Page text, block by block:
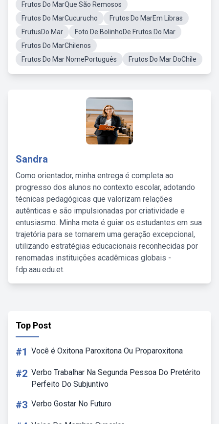
Frutos Do MarQue São Remosos
Frutos Do MarCucurucho
Frutos Do MarEm Libras
FrutusDo Mar
Foto De BolinhoDe Frutos Do Mar
Frutos Do MarChilenos
Frutos Do Mar NomePortuguês
Frutos Do Mar DoChile
Sandra
Como orientador, minha entrega é completa ao
progresso dos alunos no contexto escolar, adotando
técnicas pedagógicas que valorizam relações
autênticas e são impulsionadas por criatividade e
entusiasmo. Minha meta é guiar os estudantes em sua
trajetória para se tornarem uma geração excepcional,
utilizando estratégias educacionais reconhecidas por
renomadas instituições acadêmicas globais -
fdp.aau.edu.et.
Top Post
#1 Você é Oxitona Paroxitona Ou Proparoxitona
#2 Verbo Trabalhar Na Segunda Pessoa Do Pretérito
Perfeito Do Subjuntivo
#3 Verbo Gostar No Futuro